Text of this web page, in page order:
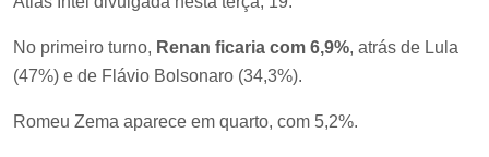
No primeiro turno, Renan ficaria com 6,9%, atrás de Lula
(47%) e de Flávio Bolsonaro (34,3%).
Romeu Zema aparece em quarto, com 5,2%.